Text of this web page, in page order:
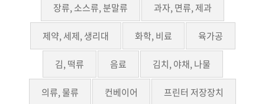
장류, 소스류, 분말류 과자, 면류, 제과
제약, 세제, 생리대 화학, 비료 육가공
김, 떡류 음료 김치, 야채, 나물
의류, 물류 컨베이어 프린터 저장장치